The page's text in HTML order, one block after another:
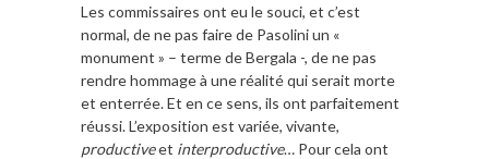
Les commissaires ont eu le souci, et c’est
normal, de ne pas faire de Pasolini un «
monument » – terme de Bergala -, de ne pas
rendre hommage à une réalité qui serait morte
et enterrée. Et en ce sens, ils ont parfaitement
réussi. L’exposition est variée, vivante,
productiveet interproductive… Pour cela ont